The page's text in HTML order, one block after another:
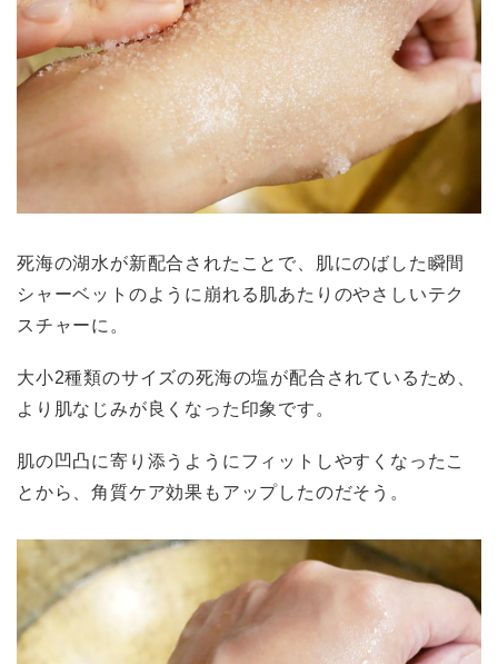
死海の湖水が新配合されたことで、肌にのばした瞬間
シャーベットのように崩れる肌あたりのやさしいテク
スチャーに。
大小2種類のサイズの死海の塩が配合されているため、
より肌なじみが良くなった印象です。
肌の凹凸に寄り添うようにフィットしやすくなったこ
とから、角質ケア効果もアップしたのだそう。